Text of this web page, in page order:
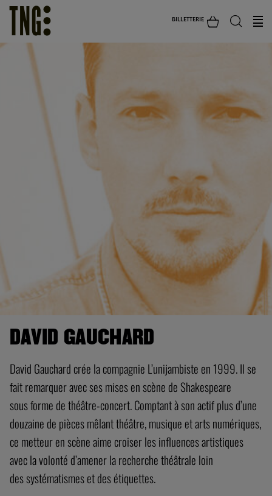
BILLETTERIE
DAVID GAUCHARD
David Gauchard crée la compagnie L’unijambiste en 1999. Il se
fait remarquer avec ses mises en scène de Shakespeare
sous forme de théâtre-concert. Comptant à son actif plus d’une
douzaine de pièces mêlant théâtre, musique et arts numériques,
ce metteur en scène aime croiser les influences artistiques
avec la volonté d’amener la recherche théâtrale loin
des systématismes et des étiquettes.